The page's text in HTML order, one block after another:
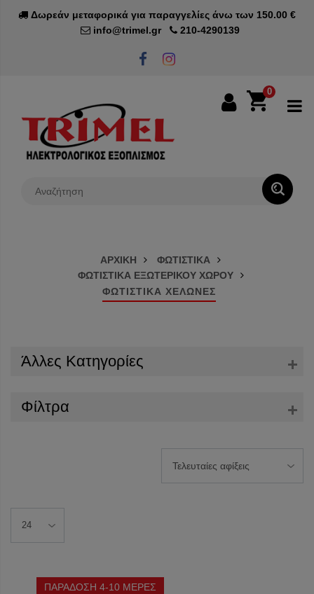
Δωρεάν μεταφορικά για παραγγελίες άνω των 150.00 €
info@trimel.gr
210-4290139
0
ΑΡΧΙΚΗ
ΦΩΤΙΣΤΙΚΑ
ΦΩΤΙΣΤΙΚΑ ΕΞΩΤΕΡΙΚΟΥ ΧΩΡΟΥ
ΦΩΤΙΣΤΙΚΑ ΧΕΛΩΝΕΣ
Άλλες Κατηγορίες
Φίλτρα
ΠΑΡΑΔΟΣΗ 4-10 ΜΕΡΕΣ